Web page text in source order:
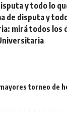
y todo lo
de disputa y
mirá todos los
torneo de